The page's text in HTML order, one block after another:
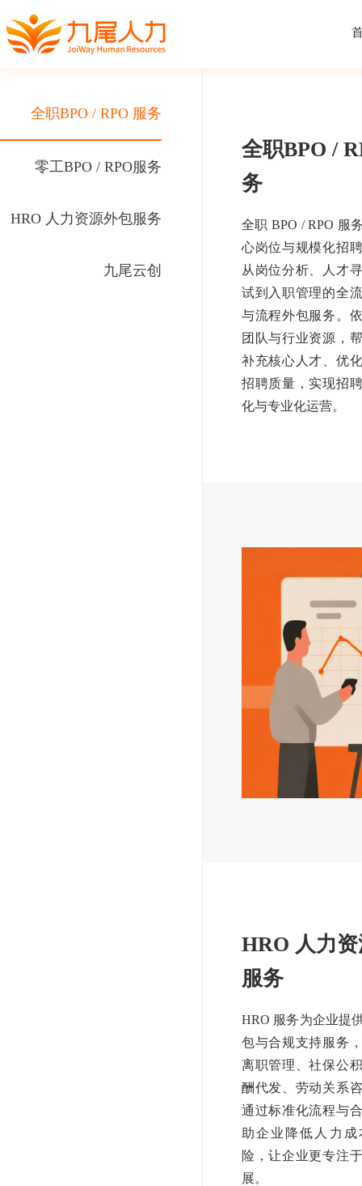
全职BPO / RPO 服务
零工BPO / RPO服务
HRO 人力资源外包服务
九尾云创
全职BPO /
务
全职 BPO / RPO 服
心岗位与规模化招
从岗位分析、人才
试到入职管理的全
与流程外包服务。
团队与行业资源，
补充核心人才、优
招聘质量，实现招
化与专业化运营。
HRO 人力
服务
HRO 服务为企业提
包与合规支持服务
离职管理、社保公
酬代发、劳动关系
通过标准化流程与
助企业降低人力成
险，让企业更专注
展。